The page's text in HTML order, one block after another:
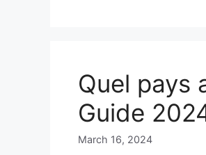
Quel pays
Guide
March 16, 2024